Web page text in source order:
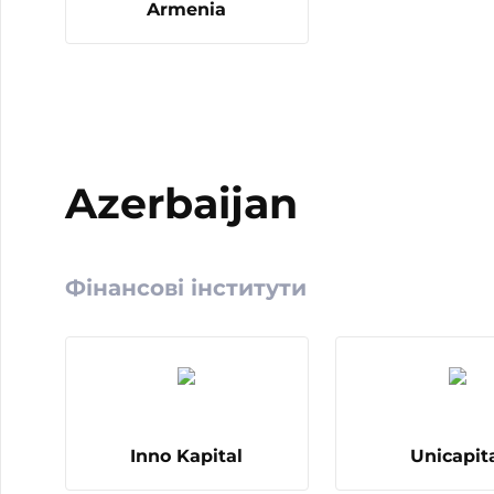
Armenia
Azerbaijan
Фінансові інститути
Inno Kapital